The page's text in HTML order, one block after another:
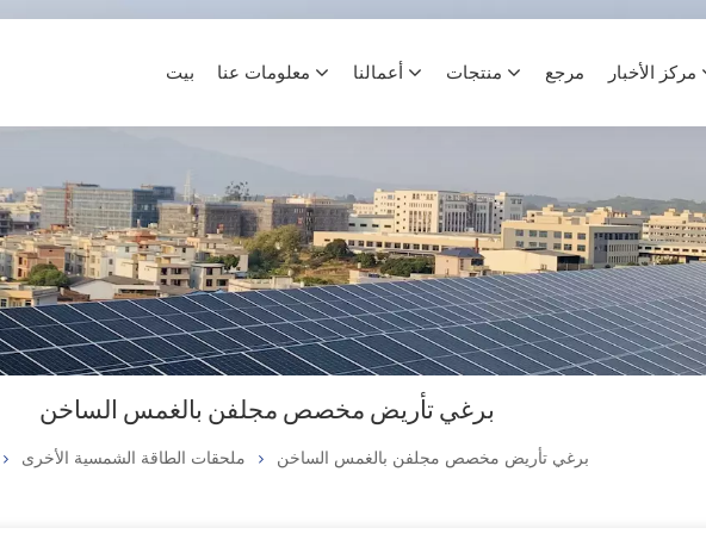
بيت معلومات عنا أعمالنا منتجات مرجع مركز الأخبار
برغي تأريض مخصص مجلفن بالغمس الساخن
ملحقات الطاقة الشمسية الأخرى برغي تأريض مخصص مجلفن بالغمس الساخن